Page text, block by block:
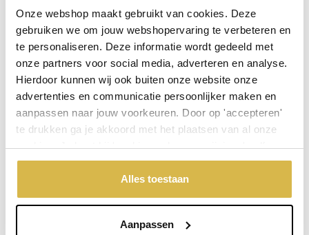
Onze webshop maakt gebruikt van cookies. Deze
gebruiken we om jouw webshopervaring te verbeteren en
te personaliseren. Deze informatie wordt gedeeld met
onze partners voor social media, adverteren en analyse.
Hierdoor kunnen wij ook buiten onze website onze
advertenties en communicatie persoonlijker maken en
aanpassen naar jouw voorkeuren. Door op 'accepteren'
te drukken ga je akkoord met het plaatsen van al onze
cookies. Je kunt bij 'cookievoorkeuren wijzigen' zelf
aangeven welke cookies jouw akkoord krijgen. En door te
'weigeren' worden alleen de functionele cookies
geplaatst. Bekijk onze cookieverklaring voor meer
Alles toestaan
Aanpassen
Toekomst door samenwerken
Meer info Bestel snel
incl. BTW: